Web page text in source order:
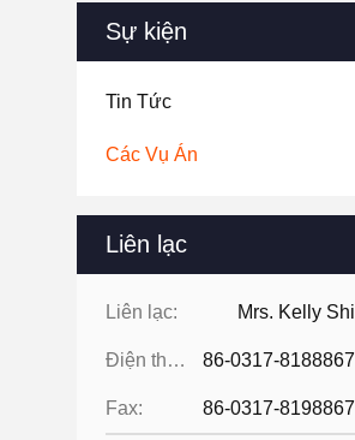
Sự kiện
Tin Tức
Các Vụ Án
Liên lạc
Liên lạc: Mrs. Kelly Shi
Điện thoại: 86-0317-8188867
Fax: 86-0317-8198867